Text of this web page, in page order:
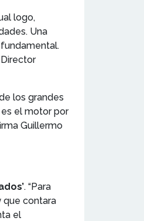
logo,
Una
los grandes
es el motor por
Guillermo
. “Para
que contara
el